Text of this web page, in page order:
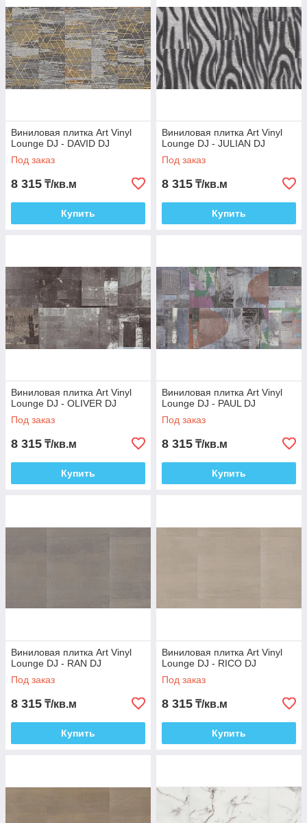
Виниловая плитка Art Vinyl
Lounge DJ - DAVID DJ
Под заказ
8 315 ₸/кв.м
Купить
Виниловая плитка Art Vinyl
Lounge DJ - JULIAN DJ
Под заказ
8 315 ₸/кв.м
Купить
Виниловая плитка Art Vinyl
Lounge DJ - OLIVER DJ
Под заказ
8 315 ₸/кв.м
Купить
Виниловая плитка Art Vinyl
Lounge DJ - PAUL DJ
Под заказ
8 315 ₸/кв.м
Купить
Виниловая плитка Art Vinyl
Lounge DJ - RAN DJ
Под заказ
8 315 ₸/кв.м
Купить
Виниловая плитка Art Vinyl
Lounge DJ - RICO DJ
Под заказ
8 315 ₸/кв.м
Купить